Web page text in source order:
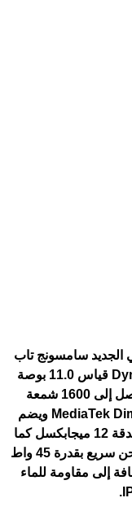
سامسونج تاب
المزود بشاشة Dynamic AMOLED 2X قياس 11.0 بوصة
تدعم معدل تحديث 120 هرتز وسطوع يصل إلى 1600 شمعة
ويعمل الجهاز بمعالج MediaTek Dimensity 9400 Plus ويضم
كاميرا خلفية بدقة 13 ميجابكسل وأمامية بدقة 12 ميجابكسل كما
يأتي ببطارية بسعة 8400 مللي أمبير مع شحن سريع بقدرة 45 واط
إلى مقاومة للماء